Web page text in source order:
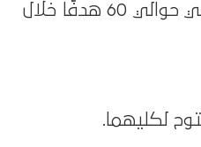
وصناعته منذ انضمامه لمانشستر سيتي، سنجد أنه ساهم في حوالي 60 هدفًا خلال